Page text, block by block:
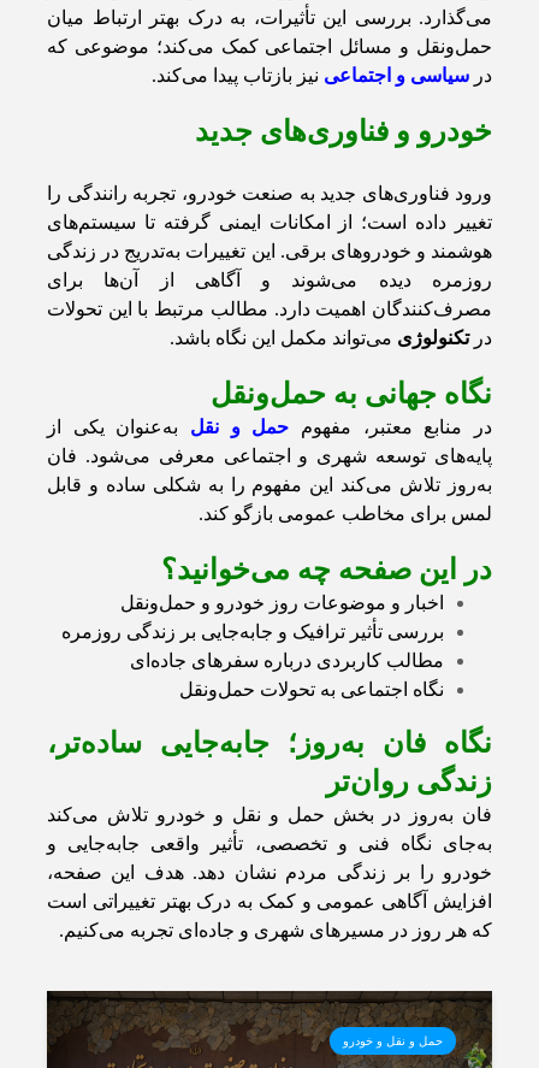
می‌گذارد. بررسی این تأثیرات، به درک بهتر ارتباط میان
حمل‌ونقل و مسائل اجتماعی کمک می‌کند؛ موضوعی که
در سیاسی و اجتماعی نیز بازتاب پیدا می‌کند.
خودرو و فناوری‌های جدید
ورود فناوری‌های جدید به صنعت خودرو، تجربه رانندگی را
تغییر داده است؛ از امکانات ایمنی گرفته تا سیستم‌های
هوشمند و خودروهای برقی. این تغییرات به‌تدریج در زندگی
روزمره دیده می‌شوند و آگاهی از آن‌ها برای
مصرف‌کنندگان اهمیت دارد. مطالب مرتبط با این تحولات
درتکنولوژی می‌تواند مکمل این نگاه باشد.
نگاه جهانی به حمل‌ونقل
در منابع معتبر، مفهوم حمل و نقل به‌عنوان یکی از
پایه‌های توسعه شهری و اجتماعی معرفی می‌شود. فان
به‌روز تلاش می‌کند این مفهوم را به شکلی ساده و قابل
لمس برای مخاطب عمومی بازگو کند.
در این صفحه چه می‌خوانید؟
اخبار و موضوعات روز خودرو و حمل‌ونقل
بررسی تأثیر ترافیک و جابه‌جایی بر زندگی روزمره
مطالب کاربردی درباره سفرهای جاده‌ای
نگاه اجتماعی به تحولات حمل‌ونقل
نگاه فان به‌روز؛ جابه‌جایی ساده‌تر،
زندگی روان‌تر
فان به‌روز در بخش حمل و نقل و خودرو تلاش می‌کند
به‌جای نگاه فنی و تخصصی، تأثیر واقعی جابه‌جایی و
خودرو را بر زندگی مردم نشان دهد. هدف این صفحه،
افزایش آگاهی عمومی و کمک به درک بهتر تغییراتی است
که هر روز در مسیرهای شهری و جاده‌ای تجربه می‌کنیم.
حمل و نقل و خودرو